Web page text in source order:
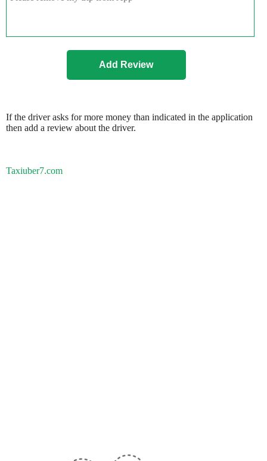
If the driver asks for more money than indicated in the application
then add a review about the driver.
Taxiuber7.com